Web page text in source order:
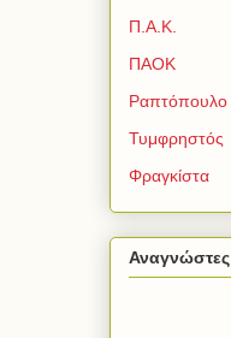
Π.Α.Κ.
ΠΑΟΚ
Ραπτόπουλο
Τυμφρηστός
Φραγκίστα
Αναγνώστες